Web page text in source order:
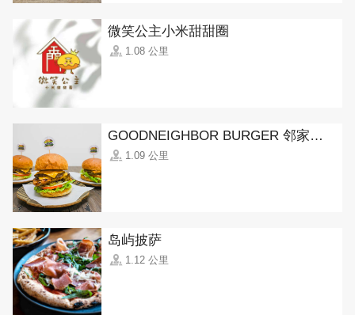
微笑公主小米甜甜圈
1.08 公里
GOODNEIGHBOR BURGER 邻家美式汉堡
1.09 公里
岛屿披萨
1.12 公里